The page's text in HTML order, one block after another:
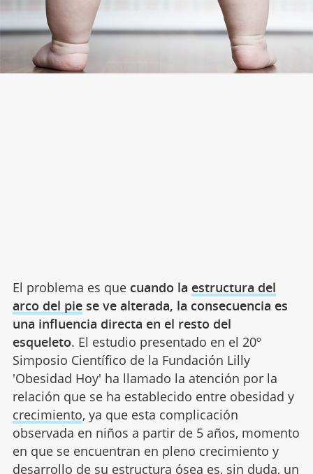
El problema es que cuando la estructura del
arco del piese ve alterada, la consecuencia es
una influencia directa en el resto del
esqueleto. El estudio presentado en el 20º
Simposio Científico de la Fundación Lilly
'Obesidad Hoy' ha llamado la atención por la
relación que se ha establecido entre obesidad y
crecimiento, ya que esta complicación
observada en niños a partir de 5 años, momento
en que se encuentran en pleno crecimiento y
desarrollo de su estructura ósea es, sin duda, un